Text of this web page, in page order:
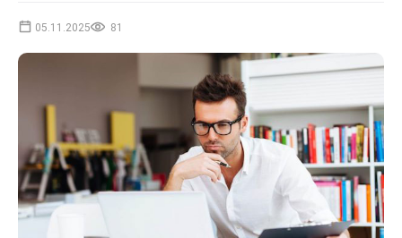
05.11.2025 81